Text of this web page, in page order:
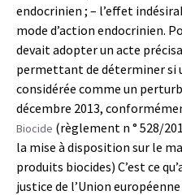
endocrinien ; – l’effet
mode d’action endocrinien.
devait adopter un acte
permettant de déterminer si
considérée comme un
décembre 2013,
Biocide (règlement n ° 528/
la mise à disposition sur le
produits biocides) C’est ce
justice de l’Union